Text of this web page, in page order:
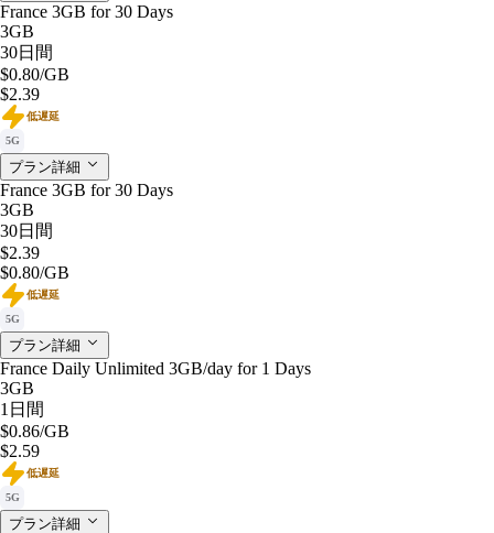
France 3GB for 30 Days
3GB
30日間
$0.80/GB
$2.39
低遅延
5G
プラン詳細
France 3GB for 30 Days
3GB
30日間
$2.39
$0.80/GB
低遅延
5G
プラン詳細
France Daily Unlimited 3GB/day for 1 Days
3GB
1日間
$0.86/GB
$2.59
低遅延
5G
プラン詳細